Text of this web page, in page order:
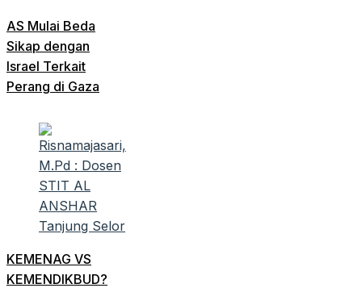
AS Mulai Beda
Sikap dengan
Israel Terkait
Perang di Gaza
KEMENAG VS
KEMENDIKBUD?